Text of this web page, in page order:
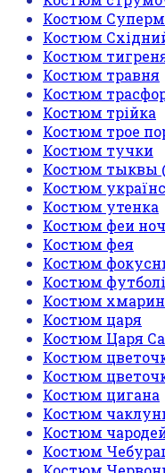
Костюм
Костюм
Костюм
Костюм травня
Костюм
Костюм трійка
Костюм трое
Костюм тучки
Костюм тыквы
Костюм
Костюм утенка
Костюм феи
Костюм фея
Костюм
Костюм
Костюм
Костюм царя
Костюм Царя
Костюм
Костюм
Костюм цигана
Костюм
Костюм
Костюм